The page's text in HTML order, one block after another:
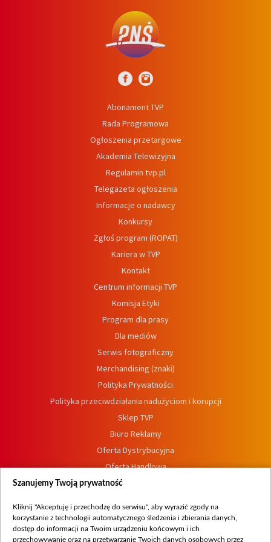
Abonament TVP
Rada Programowa
Ogłoszenia przetargowe
Akademia Telewizyjna
Regulamin tvp.pl
Telegazeta ogłoszenia
Informacje o nadawcy
Konkursy
Zgłoś program (ROPAT)
Kariera w TVP
Kontakt
Centrum informacji TVP
Komisja Etyki
Program dla prasy
Dla mediów
Serwis fotograficzny
Merchandising (znaki)
Polityka Prywatności
Polityka przeciwdziałania nadużyciom i korupcji
Sklep TVP
Biuro Reklamy
Oferta Dystrybucyjna
Oferta Handlowa
Dostępność
Procedura zgłoszeń wewnętrznych
Szanujemy Twoją prywatność
Kliknij "Akceptuję i przechodzę do serwisu", aby wyrazić zgody na
korzystanie z technologii automatycznego śledzenia i zbierania danych,
dostęp do informacji na Twoim urządzeniu końcowym i ich
przechowywanie oraz na przetwarzanie Twoich danych osobowych przez